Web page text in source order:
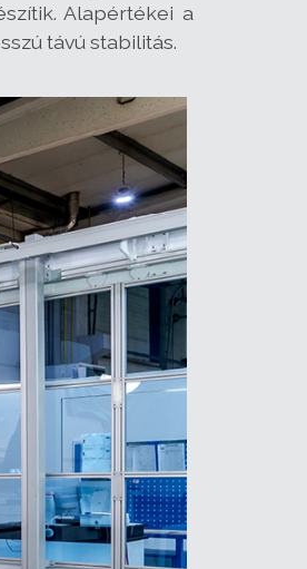
Alapértékei a
távú stabilitás.